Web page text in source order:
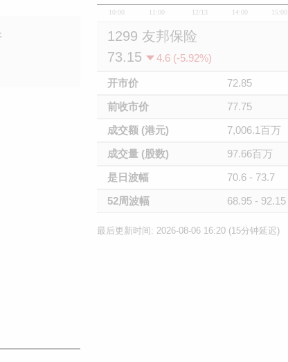
10:00 11:00 12/13 14:00 15:00
1299 友邦保险
73.15
4.6 (-5.92%)
开市价
72.85
前收市价
77.75
成交额 (港元)
7,006.1百万
成交量 (股数)
97.66百万
是日波幅
70.6 - 73.7
52周波幅
68.95 - 92.15
最后更新时间: 2026-08-06 16:20 (15分钟延迟)